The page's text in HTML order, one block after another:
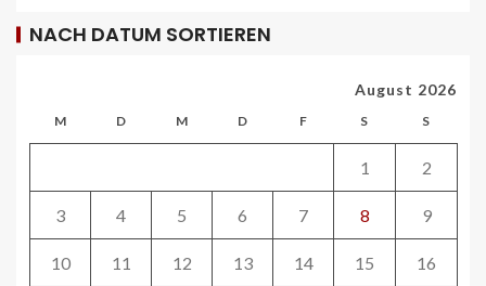
NACH DATUM SORTIEREN
August 2026
M D M D F S S
1 2
3 4 5 6 7 8 9
10 11 12 13 14 15 16
REISECAR- UND LINIENBUS-PRODUZENTEN
Infrastrukturbedarf von elektrisch
betriebenen Reisebussen ermitteln
ÖV-NEWS CH
Tramhaltestelle «Bahnhofquai» wird